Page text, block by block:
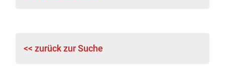
<< zurück zur Suche